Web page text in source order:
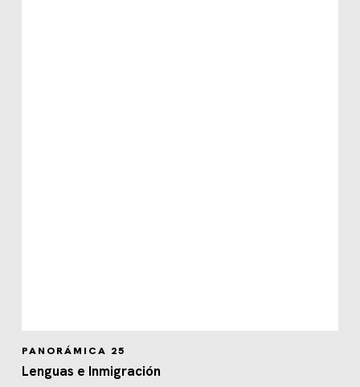
PANORÁMICA 25
Lenguas e Inmigración